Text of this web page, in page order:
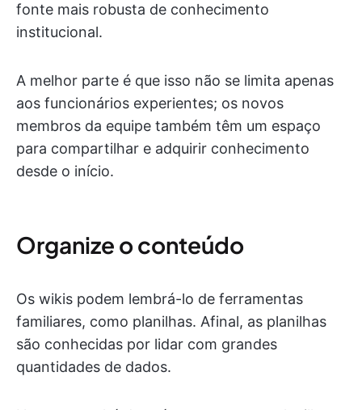
fonte mais robusta de conhecimento
institucional.
A melhor parte é que isso não se limita apenas
aos funcionários experientes; os novos
membros da equipe também têm um espaço
para compartilhar e adquirir conhecimento
desde o início.
Organize o conteúdo
Os wikis podem lembrá-lo de ferramentas
familiares, como planilhas. Afinal, as planilhas
são conhecidas por lidar com grandes
quantidades de dados.